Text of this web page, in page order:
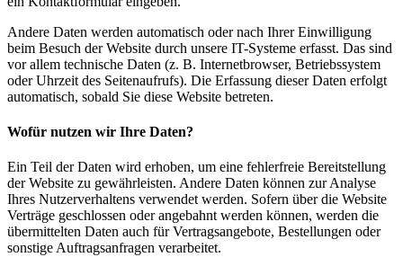
Andere Daten werden automatisch oder nach Ihrer Einwilligung
beim Besuch der Website durch unsere IT-Systeme erfasst. Das sind
vor allem technische Daten (z. B. Internetbrowser, Betriebssystem
oder Uhrzeit des Seitenaufrufs). Die Erfassung dieser Daten erfolgt
automatisch, sobald Sie diese Website betreten.
Wofür nutzen wir Ihre Daten?
Ein Teil der Daten wird erhoben, um eine fehlerfreie Bereitstellung
der Website zu gewährleisten. Andere Daten können zur Analyse
Ihres Nutzerverhaltens verwendet werden. Sofern über die Website
Verträge geschlossen oder angebahnt werden können, werden die
übermittelten Daten auch für Vertragsangebote, Bestellungen oder
sonstige Auftragsanfragen verarbeitet.